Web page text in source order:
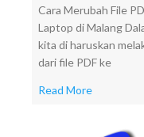
Cara Merubah File
Laptop di Malang
kita di haruskan
dari file PDF ke
Read More